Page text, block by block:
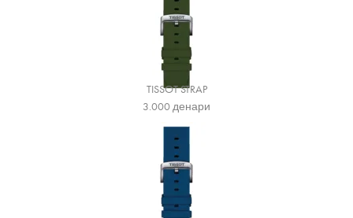
TISSOT STRAP
3.000денари